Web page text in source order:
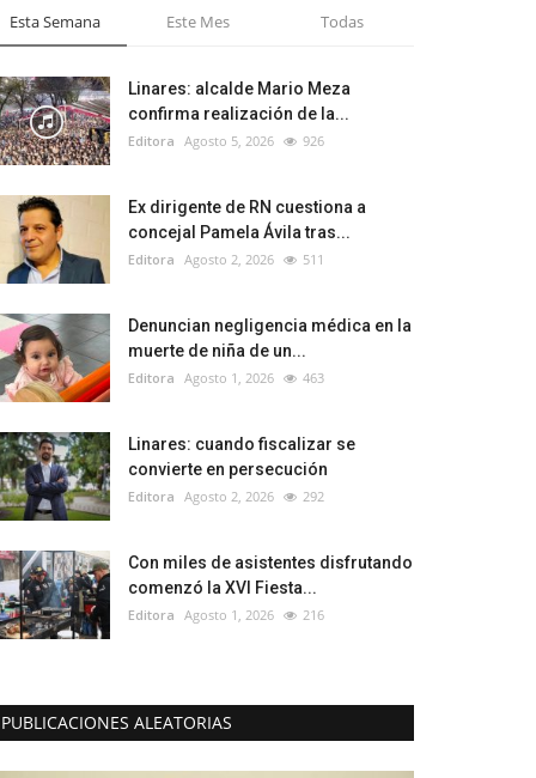
Esta Semana Este Mes Todas
Linares: alcalde Mario Meza
confirma realización de la...
Editora Agosto 5, 2026 926
Ex dirigente de RN cuestiona a
concejal Pamela Ávila tras...
Editora Agosto 2, 2026 511
Denuncian negligencia médica en la
muerte de niña de un...
Editora Agosto 1, 2026 463
Linares: cuando fiscalizar se
convierte en persecución
Editora Agosto 2, 2026 292
Con miles de asistentes disfrutando
comenzó la XVI Fiesta...
Editora Agosto 1, 2026 216
PUBLICACIONES ALEATORIAS